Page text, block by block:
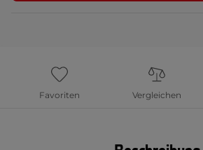
Favoriten Vergleichen